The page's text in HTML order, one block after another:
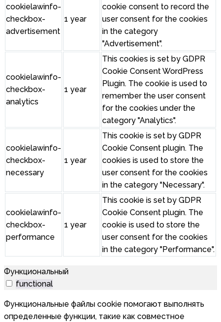
cookielawinfo-
checkbox-
advertisement
1 year
cookie consent to record the
user consent for the cookies
in the category
"Advertisement".
cookielawinfo-
checkbox-
analytics
1 year
This cookies is set by GDPR
Cookie Consent WordPress
Plugin. The cookie is used to
remember the user consent
for the cookies under the
category "Analytics".
cookielawinfo-
checkbox-
necessary
1 year
This cookie is set by GDPR
Cookie Consent plugin. The
cookies is used to store the
user consent for the cookies
in the category "Necessary".
cookielawinfo-
checkbox-
performance
1 year
This cookie is set by GDPR
Cookie Consent plugin. The
cookie is used to store the
user consent for the cookies
in the category "Performance".
Функциональный
functional
Функциональные файлы cookie помогают выполнять
определенные функции, такие как совместное